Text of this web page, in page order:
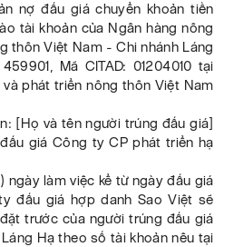
nợ đấu giá chuyển khoản tiền
tài khoản của Ngân hàng nông
thôn Việt Nam - Chi nhánh Láng
Mã CITAD: 01204010 tại
phát triển nông thôn Việt Nam
[Họ và tên người trúng đấu giá]
giá Công ty CP phát triển hạ
ngày làm việc kể từ ngày đấu giá
đấu giá hợp danh Sao Việt sẽ
trước của người trúng đấu giá
Hạ theo số tài khoản nêu tại